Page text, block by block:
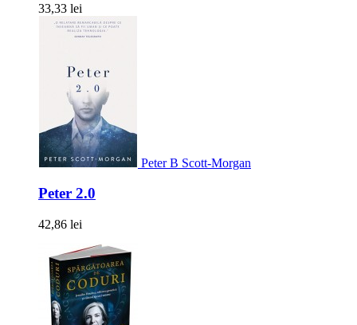
33,33 lei
Peter B Scott-Morgan
Peter 2.0
42,86 lei